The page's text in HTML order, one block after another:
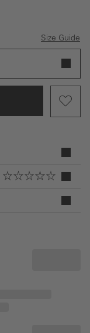
Size Guide